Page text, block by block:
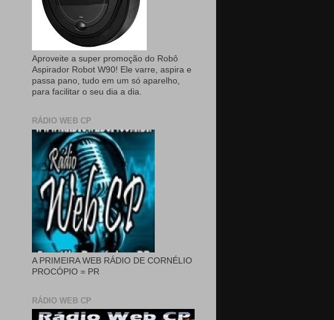
Aproveite a super promoção do Robô
Aspirador Robot W90! Ele varre, aspira e
passa pano, tudo em um só aparelho,
para facilitar o seu dia a dia.
RÁDIO WEB CP
A PRIMEIRA WEB RÁDIO DE CORNÉLIO
PROCÓPIO = PR
RÁDIO WEB CP